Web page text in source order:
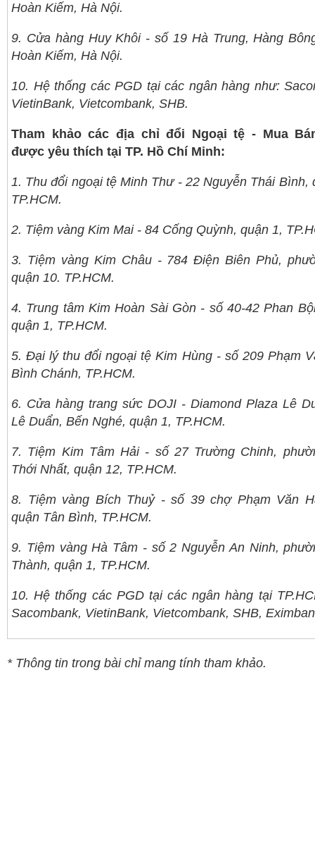
Hoàn Kiếm, Hà Nội.
9. Cửa hàng Huy Khôi - số 19 Hà Trung, Hàng
Hoàn Kiếm, Hà Nội.
10. Hệ thống các PGD tại các ngân hàng như:
VietinBank, Vietcombank, SHB.
Tham khảo các địa chỉ đổi Ngoại tệ - Mua
được yêu thích tại TP. Hồ Chí Minh:
1. Thu đổi ngoại tệ Minh Thư - 22 Nguyễn Thái Bình,
TP.HCM.
2. Tiệm vàng Kim Mai - 84 Cống Quỳnh, quận 1,
3. Tiệm vàng Kim Châu - 784 Điện Biên Phủ,
quận 10. TP.HCM.
4. Trung tâm Kim Hoàn Sài Gòn - số 40-42 Phan
quận 1, TP.HCM.
5. Đại lý thu đổi ngoại tệ Kim Hùng - số 209 Phạm
Bình Chánh, TP.HCM.
6. Cửa hàng trang sức DOJI - Diamond Plaza Lê
Lê Duẩn, Bến Nghé, quận 1, TP.HCM.
7. Tiệm Kim Tâm Hải - số 27 Trường Chinh,
Thới Nhất, quận 12, TP.HCM.
8. Tiệm vàng Bích Thuỷ - số 39 chợ Phạm Văn
quận Tân Bình, TP.HCM.
9. Tiệm vàng Hà Tâm - số 2 Nguyễn An Ninh,
Thành, quận 1, TP.HCM.
10. Hệ thống các PGD tại các ngân hàng tại
Sacombank, VietinBank, Vietcombank, SHB,
* Thông tin trong bài chỉ mang tính tham khảo.